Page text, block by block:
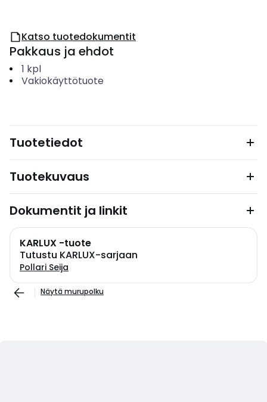
Katso tuotedokumentit
Pakkaus ja ehdot
1 kpl
Vakiokäyttötuote
Tuotetiedot
Tuotekuvaus
Dokumentit ja linkit
KARLUX -tuote
Tutustu KARLUX-sarjaan
Pollari Seija
Näytä murupolku